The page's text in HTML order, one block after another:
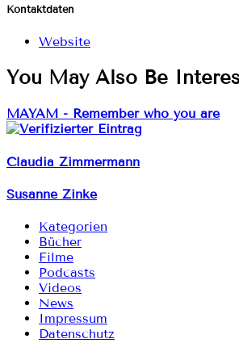
Kontaktdaten
Website
You May Also Be
MAYAM - Remember who you are
Claudia Zimmermann
Susanne Zinke
Kategorien
Bücher
Filme
Podcasts
Videos
News
Impressum
Datenschutz